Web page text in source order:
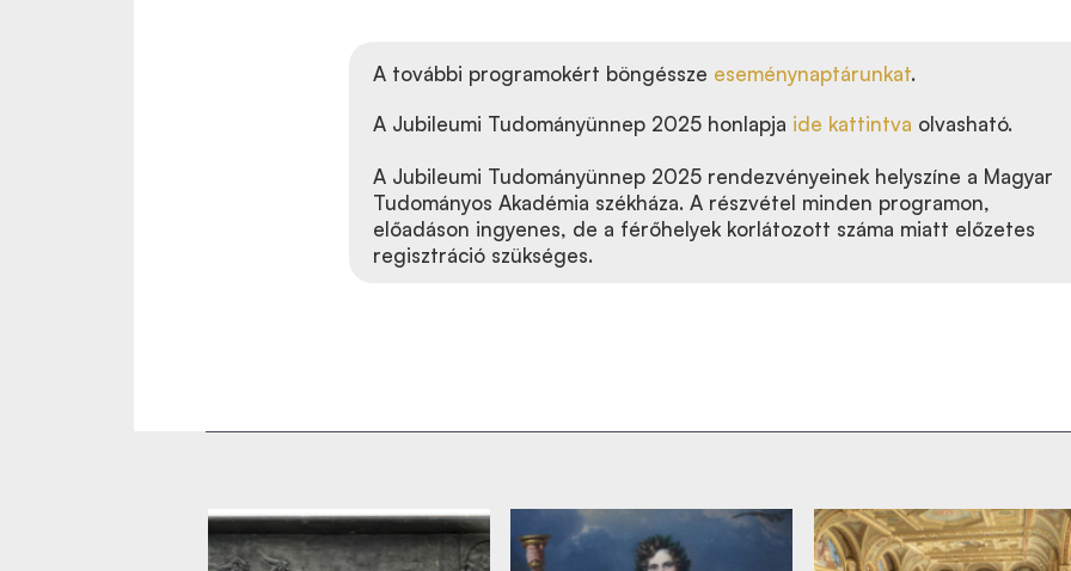
A további programokért böngéssze eseménynaptárunkat.
A Jubileumi Tudományünnep 2025 honlapja ide kattintva olvasható.
A Jubileumi Tudományünnep 2025 rendezvényeinek helyszíne a Magyar
Tudományos Akadémia székháza. A részvétel minden programon,
előadáson ingyenes, de a férőhelyek korlátozott száma miatt előzetes
regisztráció szükséges.